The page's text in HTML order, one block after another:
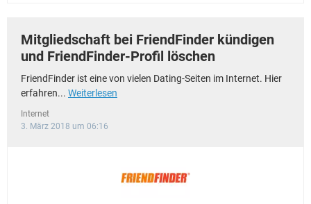
Mitgliedschaft bei FriendFinder kündigen
und FriendFinder-Profil löschen
FriendFinder ist eine von vielen Dating-Seiten im Internet. Hier
erfahren... Weiterlesen
Internet
3. März 2018 um 06:16